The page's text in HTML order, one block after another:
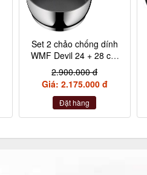
Set 2 chảo chống dính
WMF Devil 24 + 28 cm
kèm xẻng
2.900.000 đ
Giá: 2.175.000 đ
Đặt hàng